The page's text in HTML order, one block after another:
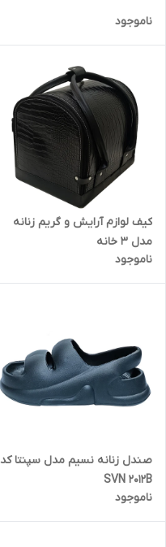
ناموجود
کیف لوازم آرایش و گریم زنانه
مدل 3 خانه
ناموجود
صندل زنانه نسیم مدل سپنتا کد
SVN 2012B
ناموجود